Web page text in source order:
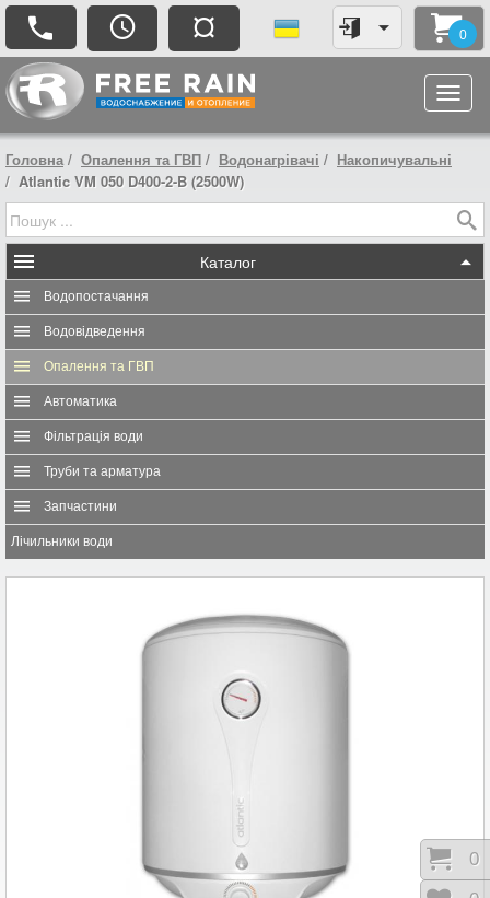
¤ 0
Головна Опалення та ГВП Водонагрівачі
Накопичувальні
Atlantic VM 050 D400-2-B (2500W)
Каталог
Водопостачання
Водовідведення
Опалення та ГВП
Автоматика
Фільтрація води
Труби та арматура
Запчастини
Лічильники води
0